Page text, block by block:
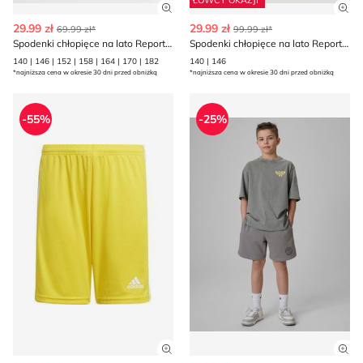
Zobacz szczegóły produktu
29.99 zł 69.99 zł*
Spodenki chłopięce na lato Reporter
140 | 146 | 152 | 158 | 164 | 170 | 182
*najniższa cena w okresie 30 dni przed obniżką
29.99 zł 99.99 zł*
Spodenki chłopięce na lato Reporter
140 | 146
*najniższa cena w okresie 30 dni przed obniżką
Spodenki chłopięce letnie adidas
-55%
Zobacz szczegóły produktu
Spodenki chłopięce letnie
-25%